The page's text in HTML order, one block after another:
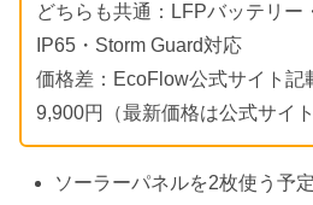
どちらも共通：LFPバッテリー
IP65・Storm Guard対応
価格差：EcoFlow公式サイト記
9,900円（最新価格は公式サイ
ソーラーパネルを2枚使う予